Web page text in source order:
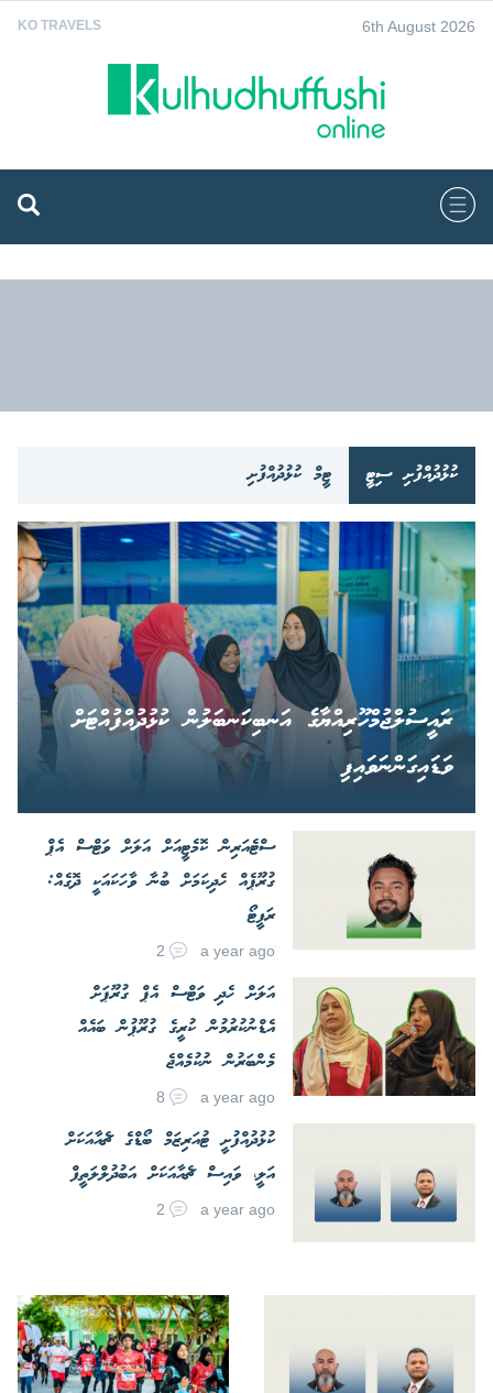
KO TRAVELS 6th August 2026
ކުޅުދުއްފުށި ސިޓީ ޓީމް ކުޅުދުއްފުށި
ރައީސުލްޖުމްހޫރިއްޔާގެ އަނބިކަނބަލުން ކުޅުދުއްފުއްޓަށް
ވަޑައިގަންނަވައިފި
ސްޓެއަރިން ކޮމެޓީއަށް އަލަށް ވަޓްސް އެޕް
ގުރޫޕެއް ހެދިކަމަށް ބުނާ ވާހަކައަކީ ދޮގެއް:
ރަފީޓޯ
a year ago
2
އަލަށް ހެދި ވަޓްސް އެޕް ގުރޫޕަށް
އެޑްނުކުރުމުން ކުރީގެ ގުރޫޕުން ބައެއް
މެންބަރުން ނުކުމެއްޖެ
a year ago
8
ކުޅުދުއްފުށީ ޓުއަރިޒަމް ބޯޑްގެ ޗެއާއަކަށް
އަލީ، ވައިސް ޗެއާއަކަށް އަބުދުލްލަތީފް
a year ago
2